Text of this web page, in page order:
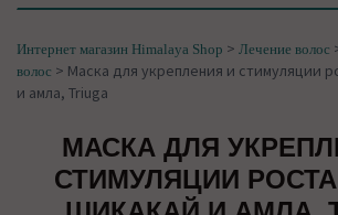
Интернет магазин Himalaya Shop > Лечение волос
волос > Маска для укрепления и стимуляции
и амла, Triuga
МАСКА ДЛЯ
СТИМУЛЯЦИИ